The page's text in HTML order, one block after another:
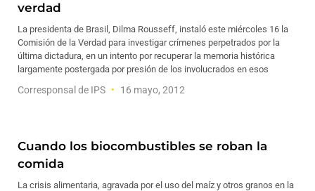
verdad
La presidenta de Brasil, Dilma Rousseff, instaló este miércoles 16 la
Comisión de la Verdad para investigar crímenes perpetrados por la
última dictadura, en un intento por recuperar la memoria histórica
largamente postergada por presión de los involucrados en esos
Corresponsal de IPS 16 mayo, 2012
Cuando los biocombustibles se roban la
comida
La crisis alimentaria, agravada por el uso del maíz y otros granos en la